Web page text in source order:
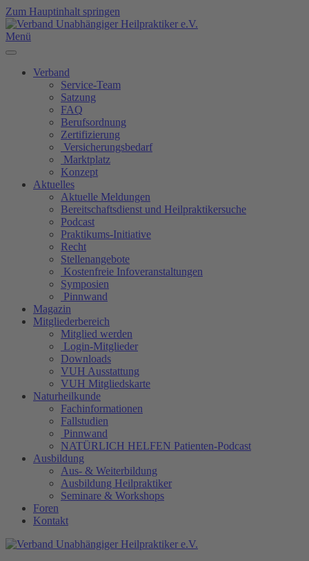
Zum Hauptinhalt springen
Menü
Verband
Service-Team
Satzung
FAQ
Berufsordnung
Zertifizierung
Versicherungsbedarf
Marktplatz
Konzept
Aktuelles
Aktuelle Meldungen
Bereitschaftsdienst und Heilpraktikersuche
Podcast
Praktikums-Initiative
Recht
Stellenangebote
Kostenfreie Infoveranstaltungen
Symposien
Pinnwand
Magazin
Mitgliederbereich
Mitglied werden
Login-Mitglieder
Downloads
VUH Ausstattung
VUH Mitgliedskarte
Naturheilkunde
Fachinformationen
Fallstudien
Pinnwand
NATÜRLICH HELFEN Patienten-Podcast
Ausbildung
Aus- & Weiterbildung
Ausbildung Heilpraktiker
Seminare & Workshops
Foren
Kontakt